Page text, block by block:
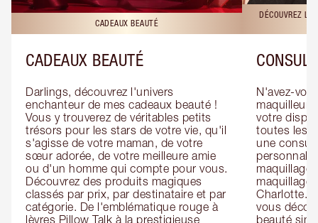
CADEAUX BEAUTÉ
CADEAUX BEAUTÉ
Darlings, découvrez l'univers
enchanteur de mes cadeaux beauté !
Vous y trouverez de véritables petits
trésors pour les stars de votre vie, qu'il
s'agisse de votre maman, de votre
sœur adorée, de votre meilleure amie
ou d'un homme qui compte pour vous.
Découvrez des produits magiques
classés par prix, par destinataire et par
catégorie. De l'emblématique rouge à
lèvres Pillow Talk à la prestigieuse
DÉCOUVREZ
N'avez-
maquilleur
votre
toutes les
une
maquillage
maquillage
Charlotte.
vous
beauté